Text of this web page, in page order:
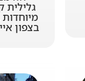
גלילית
בצפון